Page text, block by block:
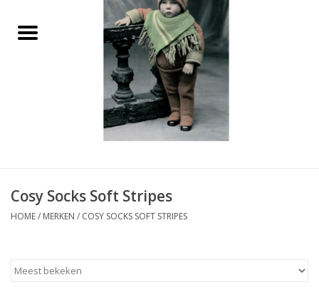
Handwerk Toebehoren
Magazines / Patronen / Boeken
Cosy Socks Soft Stripes
HOME/ MERKEN / COSY SOCKS SOFT STRIPES